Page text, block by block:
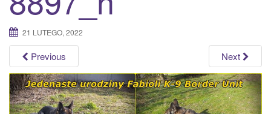
o
n
21 LUTEGO, 2022
Previous Next